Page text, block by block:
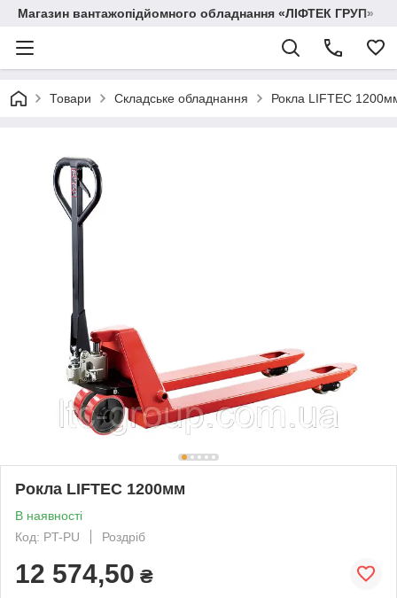
Магазин вантажопідйомного обладнання «ЛІФТЕК ГРУП»
Товари Складське обладнання Рокла LIFTEC
Рокла LIFTEC 1200мм
В наявності
Код: PT-PU
Роздріб
12 574,50 ₴